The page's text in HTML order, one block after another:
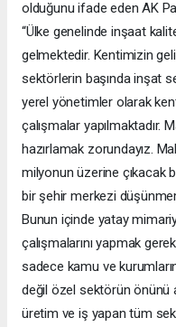
olduğunu ifade eden AK
“Ülke genelinde inşaat
gelmektedir. Kentimizin
sektörlerin başında inşat
yerel yönetimler olarak
çalışmalar yapılmaktadır.
hazırlamak zorundayız.
milyonun üzerine çıkacak
bir şehir merkezi
Bunun içinde yatay
çalışmalarını yapmak
sadece kamu ve
değil özel sektörün önünü
üretim ve iş yapan tüm